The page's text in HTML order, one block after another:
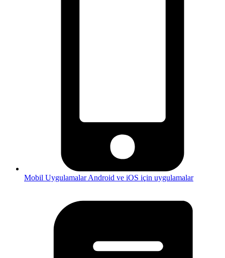
Mobil UygulamalarAndroid ve iOS için uygulamalar